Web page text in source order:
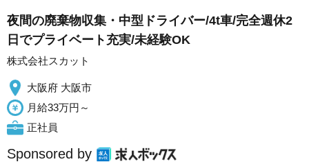
夜間の廃棄物収集・中型ドライバー/4t車/完全週休2
日でプライベート充実/未経験OK
株式会社スカット
大阪府 大阪市
月給33万円～
正社員
Sponsored by